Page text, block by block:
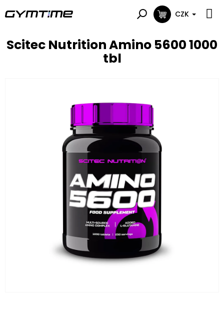
na
NÁKUPNÍ
CZK
Scitec Nutrition Amino 5600 1000
tbl